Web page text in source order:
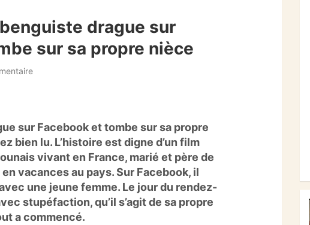
drague sur
sur sa propre nièce
sur Facebook et tombe sur sa propre
bien lu. L’histoire est digne d’un film
vivant en France, marié et père de
vacances au pays. Sur Facebook, il
une jeune femme. Le jour du rendez-
stupéfaction, qu’il s’agit de sa propre
a commencé.